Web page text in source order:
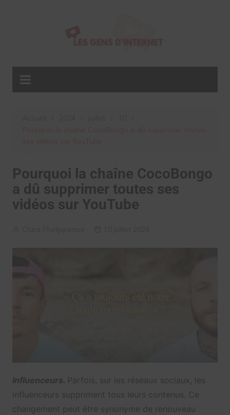
Pourquoi la chaîne CocoBongo
a dû supprimer toutes ses
vidéos sur YouTube
Influenceurs. Parfois, sur les réseaux sociaux, les
influenceurs suppriment tous leurs contenus. Ce
changement peut être synonyme de renouveau